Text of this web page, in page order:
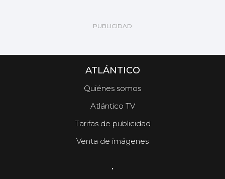
ATLÁNTICO
Quiénes somos
Atlántico TV
Tarifas de publicidad
Venta de imágenes
.